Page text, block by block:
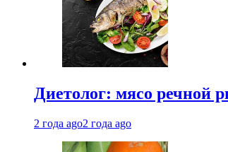
Диетолог: мясо речной
2 года ago2 года ago